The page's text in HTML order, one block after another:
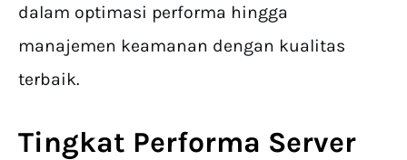
dalam optimasi performa hingga
manajemen keamanan dengan kualitas
terbaik.
Tingkat Performa Server